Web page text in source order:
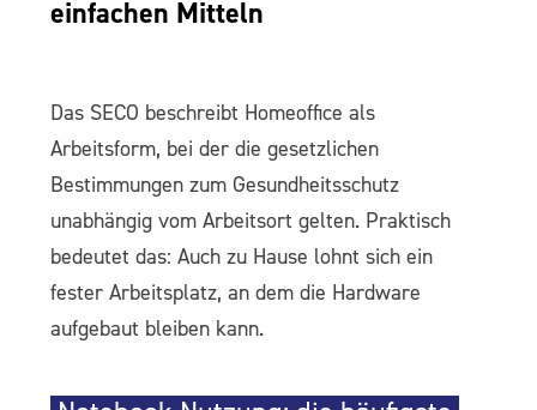
einfachen Mitteln
Das SECO beschreibt Homeoffice als
Arbeitsform, bei der die gesetzlichen
Bestimmungen zum Gesundheitsschutz
unabhängig vom Arbeitsort gelten. Praktisch
bedeutet das: Auch zu Hause lohnt sich ein
fester Arbeitsplatz, an dem die Hardware
aufgebaut bleiben kann.